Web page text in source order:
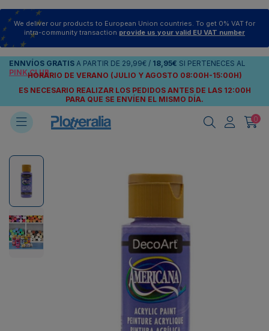
We deliver our products to European Union countries. To get 0% VAT for
intra-community transaction provide us your valid EU VAT number
ENNVÍOS GRATIS A PARTIR DE 29,99€ / 18,95€ SI PERTENECES AL
PINK CLUB
HORARIO DE VERANO (JULIO Y AGOSTO 08:00H-15:00H)
ES NECESARIO REALIZAR LOS PEDIDOS ANTES DE LAS 12:00H
PARA QUE SE ENVÍEN EL MISMO DÍA.
0